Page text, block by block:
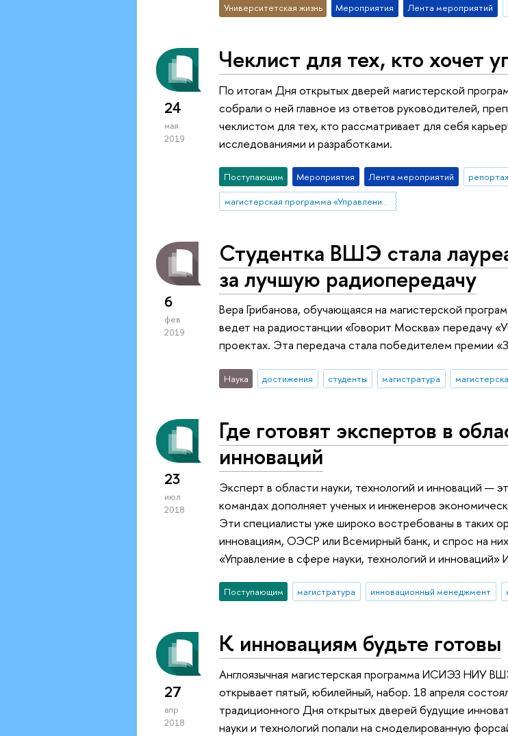
Университетская жизнь Мероприятия Лента мероприятий
24
мая
2019
Чеклист для тех, кто хочет
По итогам Дня открытых дверей магистерской
собрали о ней главное из ответов руководителей,
чеклистом для тех, кто рассматривает для себя
исследованиями и разработками.
Поступающим Мероприятия Лента мероприятий
магистерская программа «Управление в сфере науки, технологий и инноваций»
6
фев
2019
Студентка ВШЭ стала
за лучшую радиопередачу
Вера Грибанова, обучающаяся на магистерской
ведет на радиостанции «Говорит Москва» передачу
проектах. Эта передача стала победителем премии
Наука достижения студенты магистратура
23
июл
2018
Где готовят экспертов в
инноваций
Эксперт в области науки, технологий и инноваций —
командах дополняет ученых и инженеров
Эти специалисты уже широко востребованы в таких
инновациям, ОЭСР или Всемирный банк, и спрос на
«Управление в сфере науки, технологий и
Поступающим магистратура инновационный менеджмент
27
апр
2018
К инновациям будьте готовы
Англоязычная магистерская программа ИСИЭЗ НИУ
открывает пятый, юбилейный, набор. 18 апреля
традиционного Дня открытых дверей будущие
науки и технологий попали на смоделированную